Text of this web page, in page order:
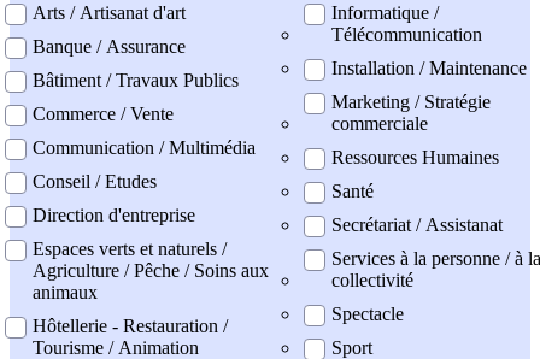
Arts / Artisanat d'art
Banque / Assurance
Bâtiment / Travaux Publics
Commerce / Vente
Communication / Multimédia
Conseil / Etudes
Direction d'entreprise
Espaces verts et naturels /
Agriculture / Pêche / Soins aux
animaux
Hôtellerie - Restauration /
Tourisme / Animation
Informatique /
Télécommunication
Installation / Maintenance
Marketing / Stratégie
commerciale
Ressources Humaines
Santé
Secrétariat / Assistanat
Services à la personne / à la
collectivité
Spectacle
Sport